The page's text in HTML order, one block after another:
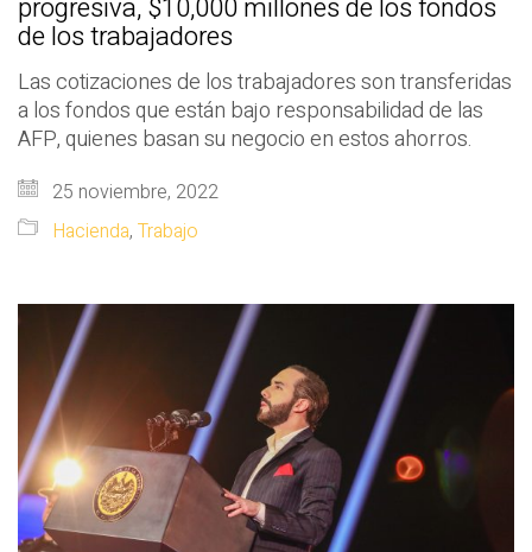
progresiva, $10,000 millones de los fondos
de los trabajadores
Las cotizaciones de los trabajadores son transferidas
a los fondos que están bajo responsabilidad de las
AFP, quienes basan su negocio en estos ahorros.
25 noviembre, 2022
Hacienda, Trabajo